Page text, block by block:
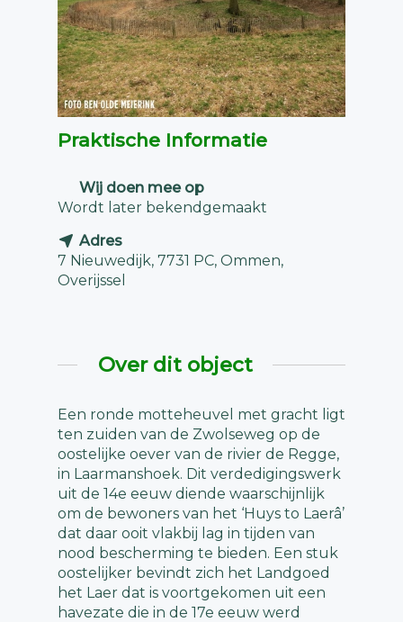
Praktische Informatie
Wij doen mee op
Wordt later bekendgemaakt
Adres
7 Nieuwedijk, 7731 PC, Ommen,
Overijssel
Over dit object
Een ronde motteheuvel met gracht ligt
ten zuiden van de Zwolseweg op de
oostelijke oever van de rivier de Regge,
in Laarmanshoek. Dit verdedigingswerk
uit de 14e eeuw diende waarschijnlijk
om de bewoners van het ‘Huys to Laerâ’
dat daar ooit vlakbij lag in tijden van
nood bescherming te bieden. Een stuk
oostelijker bevindt zich het Landgoed
het Laer dat is voortgekomen uit een
havezate die in de 17e eeuw werd